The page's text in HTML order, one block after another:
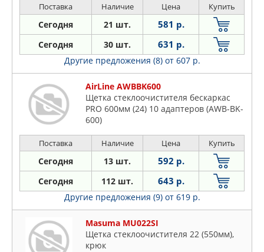
Поставка Наличие Цена Купить
Сегодня 21 шт. 581 р.
Сегодня 30 шт. 631 р.
Другие предложения (8) от 607 р.
AirLine AWBBK600
Щетка стеклоочистителя бескаркас
PRO 600мм (24) 10 адаптеров (AWB-BK-
600)
Поставка Наличие Цена Купить
Сегодня 13 шт. 592 р.
Сегодня 112 шт. 643 р.
Другие предложения (9) от 619 р.
Masuma MU022SI
Щетка стеклоочистителя 22 (550мм),
крюк